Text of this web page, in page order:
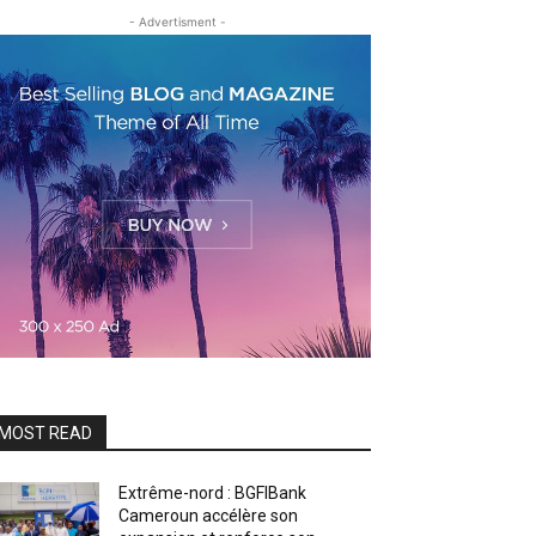
- Advertisment -
READ
Extrême-nord : BGFIBank
Cameroun accélère son